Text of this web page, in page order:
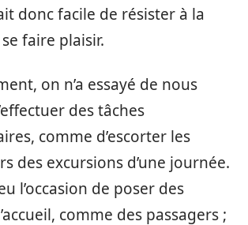
donc facile de résister à la
faire plaisir.
on n’a essayé de nous
des tâches
comme d’escorter les
des excursions d’une journée.
l’occasion de poser des
comme des passagers ;